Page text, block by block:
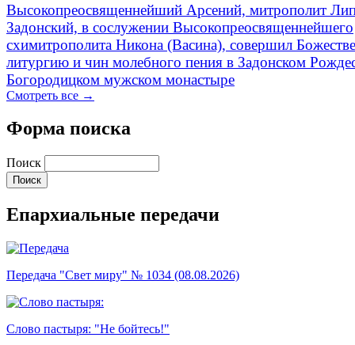
Высокопреосвященнейший Арсений, митрополит
Задонский, в сослужении Высокопреосвященнейшего
схимитрополита Никона (Васина), совершил
литургию и чин молебного пения в Задонском
Богородицком мужском монастыре
Смотреть все →
Форма поиска
Поиск
Епархиальные передачи
Передача "Свет миру" № 1034 (08.08.2026)
Слово пастыря: "Не бойтесь!"